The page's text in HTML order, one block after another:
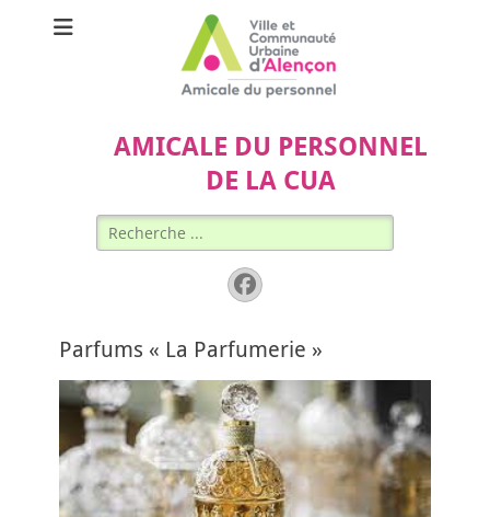
AMICALE DU PERSONNEL
DE LA CUA
Rechercher :
Facebook
Parfums « La Parfumerie »